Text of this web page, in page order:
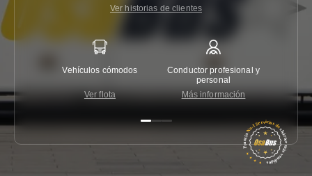
Ver historias de clientes
Vehículos cómodos
Ver flota
Conductor profesional y
personal
Más información